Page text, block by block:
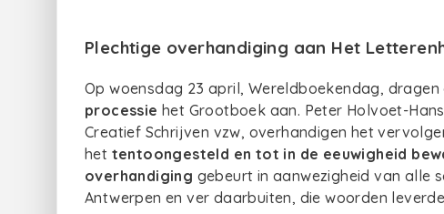
Plechtige overhandiging aan Het
Op woensdag 23 april, Wereldboekendag,
processie het Grootboek aan. Peter Holvoet-
Creatief Schrijven vzw, overhandigen het
het tentoongesteld en tot in de eeuwigheid
overhandiging gebeurt in aanwezigheid van alle
Antwerpen en ver daarbuiten, die woorden